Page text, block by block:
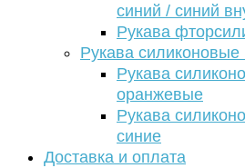
синий / синий
Рукава
Рукава
Рукава
оранжевые
Рукава
синие
Доставка и оплата